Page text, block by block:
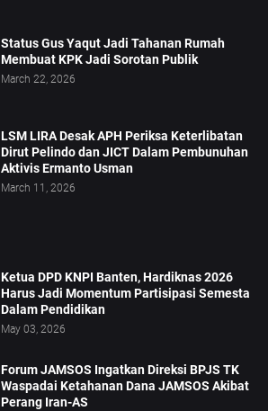
Status Gus Yaqut Jadi Tahanan Rumah
Membuat KPK Jadi Sorotan Publik
March 22, 2026
LSM LIRA Desak APH Periksa Keterlibatan
Dirut Pelindo dan JICT Dalam Pembunuhan
Aktivis Ermanto Usman
March 11, 2026
Ketua DPD KNPI Banten, Hardiknas 2026
Harus Jadi Momentum Partisipasi Semesta
Dalam Pendidikan
May 03, 2026
Forum JAMSOS Ingatkan Direksi BPJS TK
Waspadai Ketahanan Dana JAMSOS Akibat
Perang Iran-AS